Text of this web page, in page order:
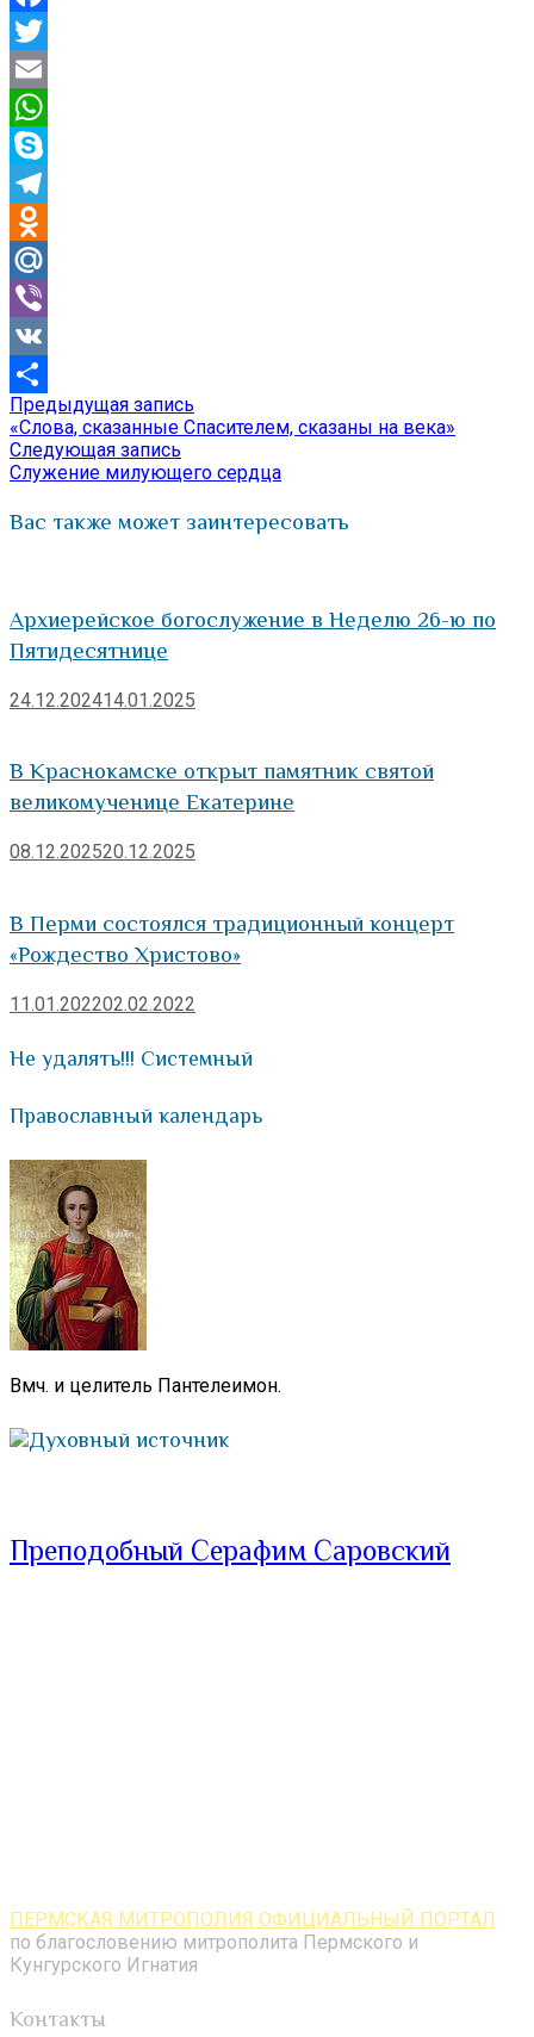
Facebook
Twitter
Email
WhatsApp
Skype
Telegram
Odnoklassniki
Mail.Ru
Viber
VK
Отправить
Навигация
по
записям
Предыдущая запись
запись:
«Слова, сказанные Спасителем, сказаны на века»
Следующая запись
запись:
Служение милующего сердца
Вас также может заинтересовать
Архиерейское богослужение в Неделю 26-ю по
Пятидесятнице
24.12.202414.01.2025
В Краснокамске открыт памятник святой
великомученице Екатерине
08.12.202520.12.2025
В Перми состоялся традиционный концерт
«Рождество Христово»
11.01.202202.02.2022
Не удалять!!! Системный
Православный календарь
Вмч. и целитель Пантелеимон.
Духовный источник
Преподобный Серафим Саровский
ПЕРМСКАЯ МИТРОПОЛИЯ ОФИЦИАЛЬНЫЙ ПОРТАЛ
по благословению митрополита Пермского и
Кунгурского Игнатия
Контакты